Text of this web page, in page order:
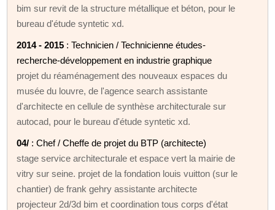
bim sur revit de la structure métallique et béton, pour le
bureau d'étude syntetic xd.
2014 - 2015 : Technicien / Technicienne études-
recherche-développement en industrie graphique
projet du réaménagement des nouveaux espaces du
musée du louvre, de l'agence search assistante
d'architecte en cellule de synthèse architecturale sur
autocad, pour le bureau d'étude syntetic xd.
04/ : Chef / Cheffe de projet du BTP (architecte)
stage service architecturale et espace vert la mairie de
vitry sur seine. projet de la fondation louis vuitton (sur le
chantier) de frank gehry assistante architecte
projecteur 2d/3d bim et coordination tous corps d'état